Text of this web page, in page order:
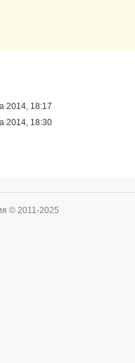
2014, 18:17
2014, 18:30
© 2011-2025